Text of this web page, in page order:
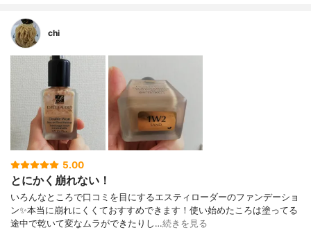
chi
5.00
とにかく崩れない！
いろんなところで口コミを目にするエスティローダーのファンデーショ
ン✨本当に崩れにくくておすすめできます！使い始めたころは塗ってる
途中で乾いて変なムラができたりし…続きを見る